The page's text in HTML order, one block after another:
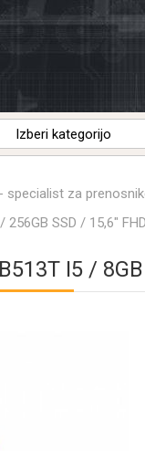
specialist za
256GB SSD / 15,6"
I5 /